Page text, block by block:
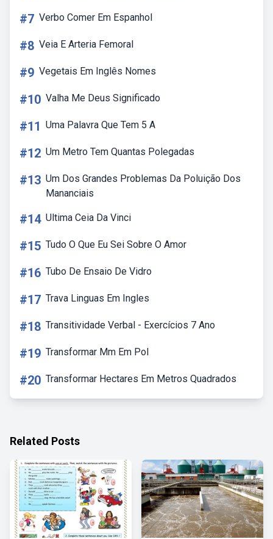
#7 Verbo Comer Em Espanhol
#8 Veia E Arteria Femoral
#9 Vegetais Em Inglês Nomes
#10 Valha Me Deus Significado
#11 Uma Palavra Que Tem 5 A
#12 Um Metro Tem Quantas Polegadas
#13 Um Dos Grandes Problemas Da Poluição Dos
Mananciais
#14 Ultima Ceia Da Vinci
#15 Tudo O Que Eu Sei Sobre O Amor
#16 Tubo De Ensaio De Vidro
#17 Trava Linguas Em Ingles
#18 Transitividade Verbal - Exercícios 7 Ano
#19 Transformar Mm Em Pol
#20 Transformar Hectares Em Metros Quadrados
Related Posts